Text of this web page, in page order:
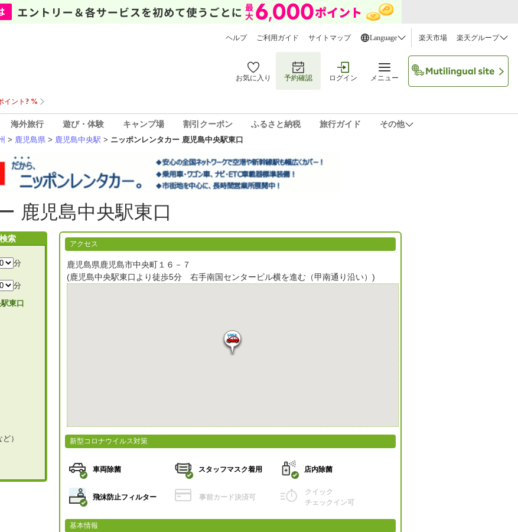
ヘルプ ご利用ガイド サイトマップ Language 楽天市場 楽天グループ
お気に入り 予約確認 ログイン メニュー
海外旅行 遊び・体験 キャンプ場 割引クーポン ふるさと納税 旅行ガイド
その他
> 鹿児島県 > 鹿児島中央駅 > ニッポンレンタカー 鹿児島中央駅東口
鹿児島中央駅東口
アクセス
鹿児島県鹿児島市中央町１６－７
(鹿児島中央駅東口より徒歩5分 右手南国センタービル横を進む（甲南通り沿い）)
新型コロナウイルス対策
車両除菌 スタッフマスク着用 店内除菌
飛沫防止フィルター 事前カード決済可
クイック
チェックイン可
基本情報
索
分
分
東口
）